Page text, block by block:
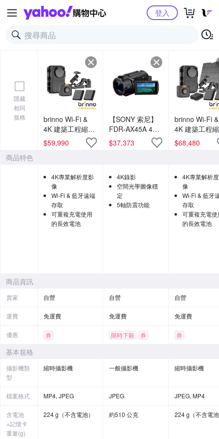
Yahoo購物中心登入
隱藏
相同
規格
brinno Wi-Fi &
4K 建築工程縮時
相機套組（標準
版）BCC5000｜
$59,990
【SONY 索尼】
FDR-AX45A 4K
高畫質廣角20倍
光學變焦(平行輸
$37,373
brinno Wi-Fi &
4K 建築工程
相機套組（太
能板組）
$68,480
商品特色
4K專業解析度影
像
Wi-Fi & 藍牙遠端
存取
可重複充電使用
的長效電池
4K錄影
空間光學圖像穩
定
5軸防震功能
4K專業解析
像
Wi-Fi & 藍牙
存取
可重複充電使
的長效電池
商品資訊
賣家 自營 自營 自營
運費 免運費 免運費 免運費
優惠 券 限時下殺
券
券
基本規格
攝影機類
型
縮時攝影機 一般攝影機 縮時攝影機
檔案格式 MP4, JPEG JPEG JPEG, MP4
含電池
+記憶卡
重量(g)
224 g（不含電池） 約510 公克 224 g（不含電